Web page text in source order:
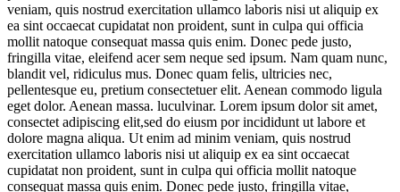
veniam, quis nostrud exercitation ullamco laboris nisi ut aliquip ex
ea sint occaecat cupidatat non proident, sunt in culpa qui officia
mollit natoque consequat massa quis enim. Donec pede justo,
fringilla vitae, eleifend acer sem neque sed ipsum. Nam quam nunc,
blandit vel, ridiculus mus. Donec quam felis, ultricies nec,
pellentesque eu, pretium consectetuer elit. Aenean commodo ligula
eget dolor. Aenean massa. luculvinar. Lorem ipsum dolor sit amet,
consectet adipiscing elit,sed do eiusm por incididunt ut labore et
dolore magna aliqua. Ut enim ad minim veniam, quis nostrud
exercitation ullamco laboris nisi ut aliquip ex ea sint occaecat
cupidatat non proident, sunt in culpa qui officia mollit natoque
consequat massa quis enim. Donec pede justo, fringilla vitae,